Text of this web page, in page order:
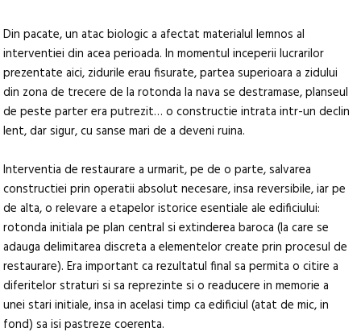
Din pacate, un atac biologic a afectat materialul lemnos al
interventiei din acea perioada. In momentul inceperii lucrarilor
prezentate aici, zidurile erau fisurate, partea superioara a zidului
din zona de trecere de la rotonda la nava se destramase, planseul
de peste parter era putrezit… o constructie intrata intr-un declin
lent, dar sigur, cu sanse mari de a deveni ruina.
Interventia de restaurare a urmarit, pe de o parte, salvarea
constructiei prin operatii absolut necesare, insa reversibile, iar pe
de alta, o relevare a etapelor istorice esentiale ale edificiului:
rotonda initiala pe plan central si extinderea baroca (la care se
adauga delimitarea discreta a elementelor create prin procesul de
restaurare). Era important ca rezultatul final sa permita o citire a
diferitelor straturi si sa reprezinte si o readucere in memorie a
unei stari initiale, insa in acelasi timp ca edificiul (atat de mic, in
fond) sa isi pastreze coerenta.